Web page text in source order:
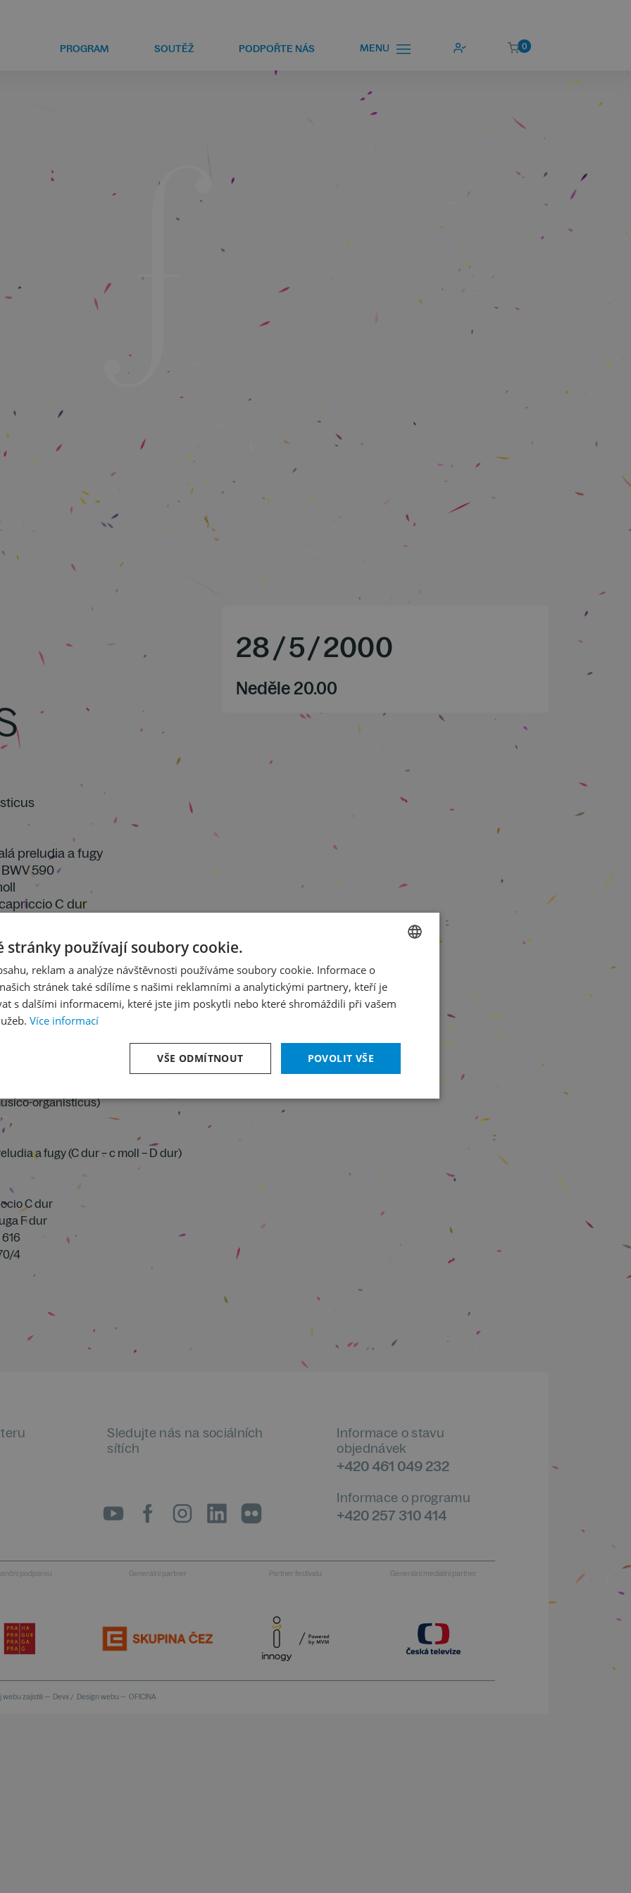
PROGRAM SOUTĚŽ PODPOŘTE NÁS MENU 0
preludia a fugy
590
C dur
KV 616
F dur Wq 70/3
28/5/2000
Neděle 20.00
organisticus)
a fugy (C dur – c moll – D dur)
C dur
F dur
4
Sledujte nás na sociálních
sítích
Informace o stavu
objednávek
+420 461 049 232
Informace o programu
+420 257 310 414
podporou Generální partner Partner festivalu Generální mediální partner
webu zajistili — Devx / Design webu — OFICINA
ENGLISH
stránky používají soubory cookie.
reklam a analýze návštěvnosti používáme soubory cookie. Informace o
stránek také sdílíme s našimi reklamními a analytickými partnery, kteří je
s dalšími informacemi, které jste jim poskytli nebo které shromáždili při vašem
Více informací
POVOLIT VŠE
VŠE ODMÍTNOUT